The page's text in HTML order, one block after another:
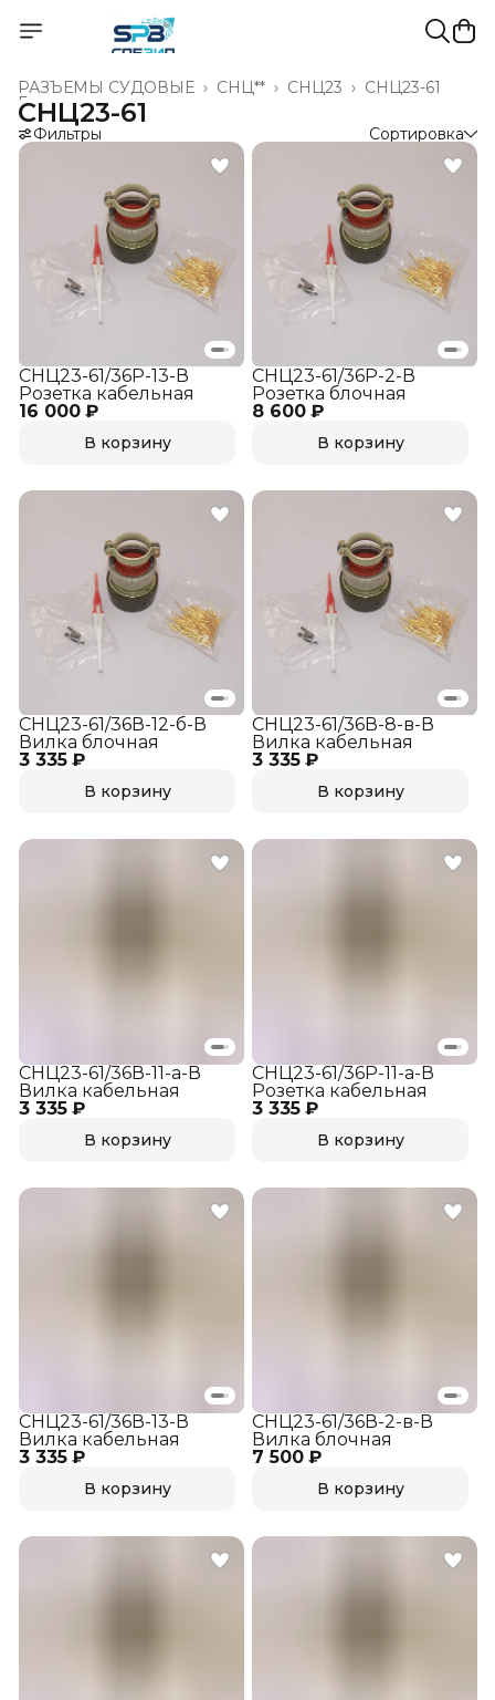
СНЦ23-61
СНЦ23 ›
СНЦ** ›
РАЗЪЁМЫ СУДОВЫЕ ›
Главная ›
СНЦ23-61
Фильтры Сортировка
16 000 ₽
СНЦ23-61/36Р-13-В
Розетка кабельная
В корзину
8 600 ₽
СНЦ23-61/36Р-2-В
Розетка блочная
В корзину
3 335 ₽
СНЦ23-61/36В-12-б-В
Вилка блочная
В корзину
3 335 ₽
СНЦ23-61/36В-8-в-В
Вилка кабельная
В корзину
3 335 ₽
СНЦ23-61/36В-11-а-В
Вилка кабельная
В корзину
3 335 ₽
СНЦ23-61/36Р-11-а-В
Розетка кабельная
В корзину
3 335 ₽
СНЦ23-61/36В-13-В
Вилка кабельная
В корзину
7 500 ₽
СНЦ23-61/36В-2-в-В
Вилка блочная
В корзину